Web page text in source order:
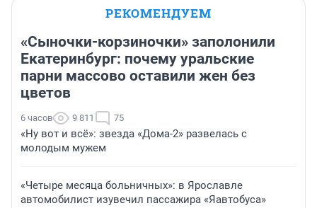
РЕКОМЕНДУЕМ
«Сыночки-корзиночки» заполонили
Екатеринбург: почему уральские
парни массово оставили жен без
цветов
6 часов 9 811 75
«Ну вот и всё»: звезда «Дома-2» развелась с
молодым мужем
«Четыре месяца больничных»: в Ярославле
автомобилист изувечил пассажира «Яавтобуса»